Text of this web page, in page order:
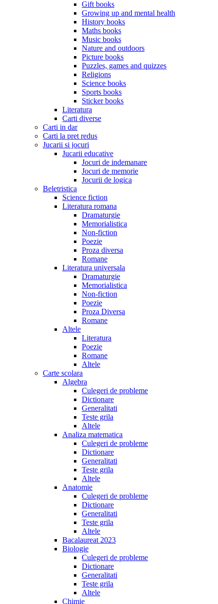
Gift books
Growing up and mental health
History books
Maths books
Music books
Nature and outdoors
Picture books
Puzzles, games and quizzes
Religions
Science books
Sports books
Sticker books
Literatura
Carti diverse
Carti in dar
Carti la pret redus
Jucarii si jocuri
Jucarii educative
Jocuri de indemanare
Jocuri de memorie
Jocurii de logica
Beletristica
Science fiction
Literatura romana
Dramaturgie
Memorialistica
Non-fiction
Poezie
Proza diversa
Romane
Literatura universala
Dramaturgie
Memorialistica
Non-fiction
Poezie
Proza Diversa
Romane
Altele
Literatura
Poezie
Romane
Altele
Carte scolara
Algebra
Culegeri de probleme
Dictionare
Generalitati
Teste grila
Altele
Analiza matematica
Culegeri de probleme
Dictionare
Generalitati
Teste grila
Altele
Anatomie
Culegeri de probleme
Dictionare
Generalitati
Teste grila
Altele
Bacalaureat 2023
Biologie
Culegeri de probleme
Dictionare
Generalitati
Teste grila
Altele
Chimie